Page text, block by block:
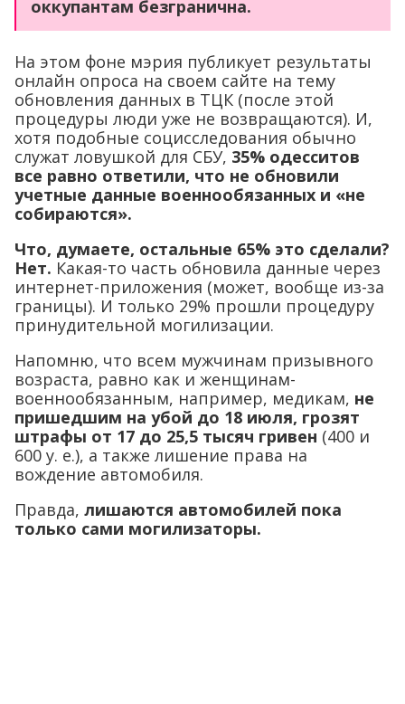
оккупантам безгранична.
На этом фоне мэрия публикует результаты
онлайн опроса на своем сайте на тему
обновления данных в ТЦК (после этой
процедуры люди уже не возвращаются). И,
хотя подобные социсследования обычно
служат ловушкой для СБУ, 35% одесситов
все равно ответили, что не обновили
учетные данные военнообязанных и «не
собираются».
Что, думаете, остальные 65% это сделали?
Нет. Какая-то часть обновила данные через
интернет-приложения (может, вообще из-за
границы). И только 29% прошли процедуру
принудительной могилизации.
Напомню, что всем мужчинам призывного
возраста, равно как и женщинам-
военнообязанным, например, медикам, не
пришедшим на убой до 18 июля, грозят
штрафы от 17 до 25,5 тысяч гривен (400 и
600 у. е.), а также лишение права на
вождение автомобиля.
Правда, лишаются автомобилей пока
только сами могилизаторы.